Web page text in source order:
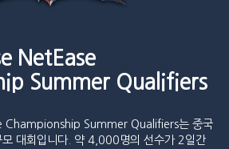
NetEase
Summer Qualifiers
Championship Summer Qualifiers는 중국
모 대회입니다. 약 4,000명의 선수가 2일간